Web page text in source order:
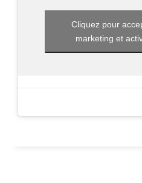
Cliquez pour
marketing et